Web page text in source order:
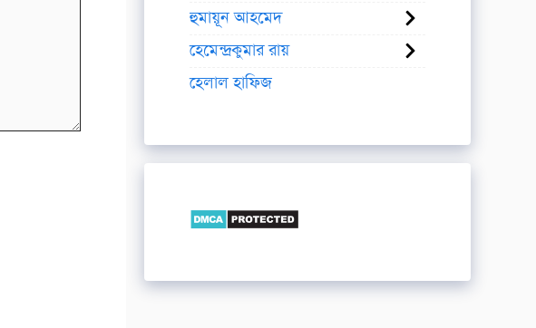
হুমায়ূন আহমেদ
হেমেন্দ্রকুমার রায়
হেলাল হাফিজ